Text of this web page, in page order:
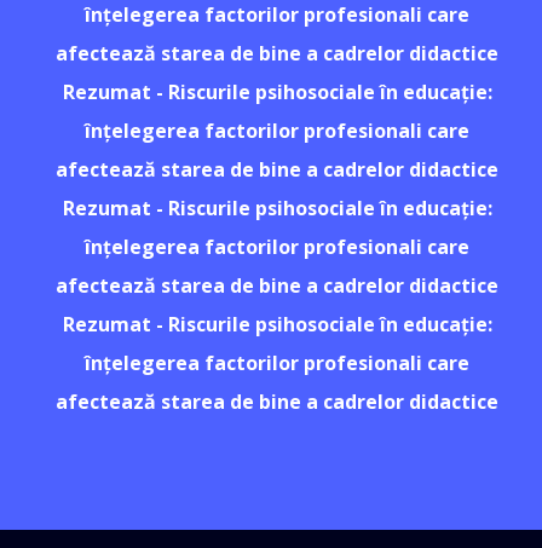
înțelegerea factorilor profesionali care
afectează starea de bine a cadrelor didactice
Rezumat - Riscurile psihosociale în educație:
înțelegerea factorilor profesionali care
afectează starea de bine a cadrelor didactice
Rezumat - Riscurile psihosociale în educație:
înțelegerea factorilor profesionali care
afectează starea de bine a cadrelor didactice
Rezumat - Riscurile psihosociale în educație:
înțelegerea factorilor profesionali care
afectează starea de bine a cadrelor didactice